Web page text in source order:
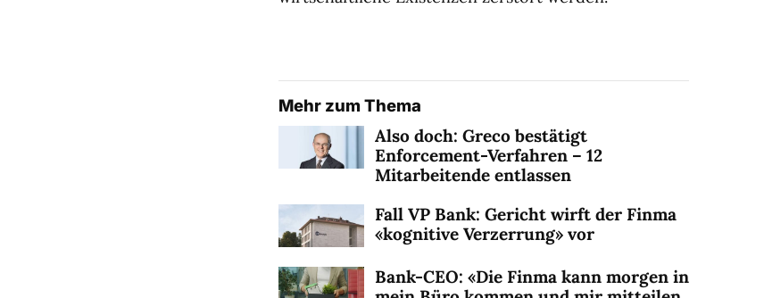
Mehr zum Thema
Also doch: Greco bestätigt
Enforcement-Verfahren – 12
Mitarbeitende entlassen
Fall VP Bank: Gericht wirft der Finma
«kognitive Verzerrung» vor
Bank-CEO: «Die Finma kann morgen in